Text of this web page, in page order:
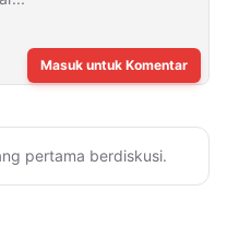
Masuk untuk Komentar
pertama berdiskusi.